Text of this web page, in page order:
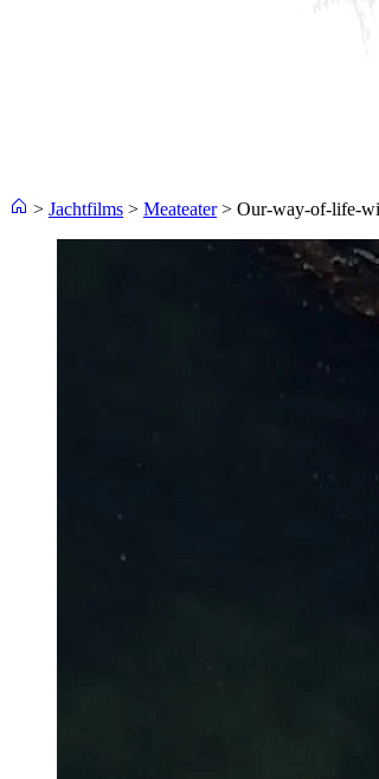
> Jachtfilms > Meateater> Our-way-of-life-